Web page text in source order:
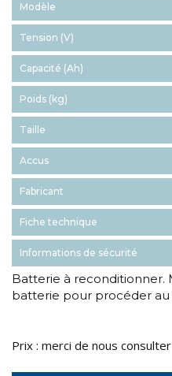
Modèle
Tension (V)
Capacité (Ah)
Poids (kg)
Taille
Accus
Fabricant
Fiche technique
Informations de sécurité
Batterie à reconditionner.
batterie pour procéder
Prix : merci de nous consulter